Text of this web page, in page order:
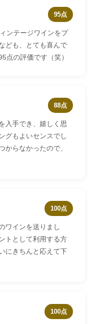
95点
ンテージワインをプ
ども、とても喜んで
点の評価です（笑）
88点
入手でき、嬉しく思
グもよいセンスでし
からなかったので、
100点
ワインを送りまし
トとして利用する方
にきちんと応えて下
100点